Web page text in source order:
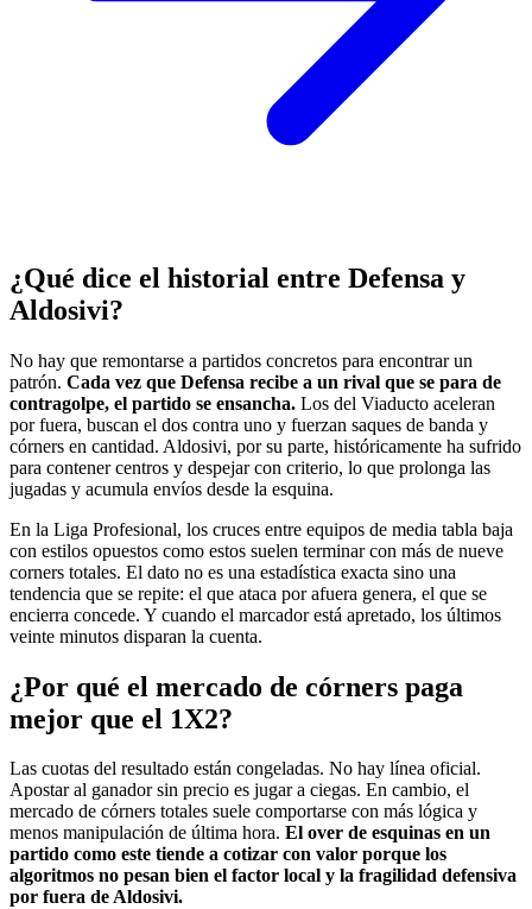
¿Qué dice el historial entre Defensa y
Aldosivi?
No hay que remontarse a partidos concretos para encontrar un
patrón. Cada vez que Defensa recibe a un rival que se para de
contragolpe, el partido se ensancha. Los del Viaducto aceleran
por fuera, buscan el dos contra uno y fuerzan saques de banda y
córners en cantidad. Aldosivi, por su parte, históricamente ha sufrido
para contener centros y despejar con criterio, lo que prolonga las
jugadas y acumula envíos desde la esquina.
En la Liga Profesional, los cruces entre equipos de media tabla baja
con estilos opuestos como estos suelen terminar con más de nueve
corners totales. El dato no es una estadística exacta sino una
tendencia que se repite: el que ataca por afuera genera, el que se
encierra concede. Y cuando el marcador está apretado, los últimos
veinte minutos disparan la cuenta.
¿Por qué el mercado de córners paga
mejor que el 1X2?
Las cuotas del resultado están congeladas. No hay línea oficial.
Apostar al ganador sin precio es jugar a ciegas. En cambio, el
mercado de córners totales suele comportarse con más lógica y
menos manipulación de última hora. El over de esquinas en un
partido como este tiende a cotizar con valor porque los
algoritmos no pesan bien el factor local y la fragilidad defensiva
por fuera de Aldosivi.